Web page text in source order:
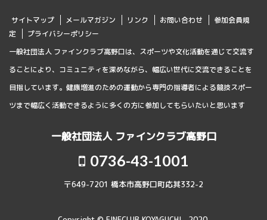
サイトマップ メールマガジン リンク お問い合わせ
参加会員規
定
プライバシーポリシー
一般社団法人 ファインクラブ高野口は、スポーツや文化活動を通じて交流す
ることにより、コミュニティを深めながら、幅広い世代に交流できることを
目指しています。健康増進のための運動から専門の指導者による競技スポー
ツまで幅広く活動できるように多くの方に参加してもらいたいと思います
一般社団法人 ファインクラブ高野口
0736-43-1001
〒649-7201 橋本市高野口町応其332-2